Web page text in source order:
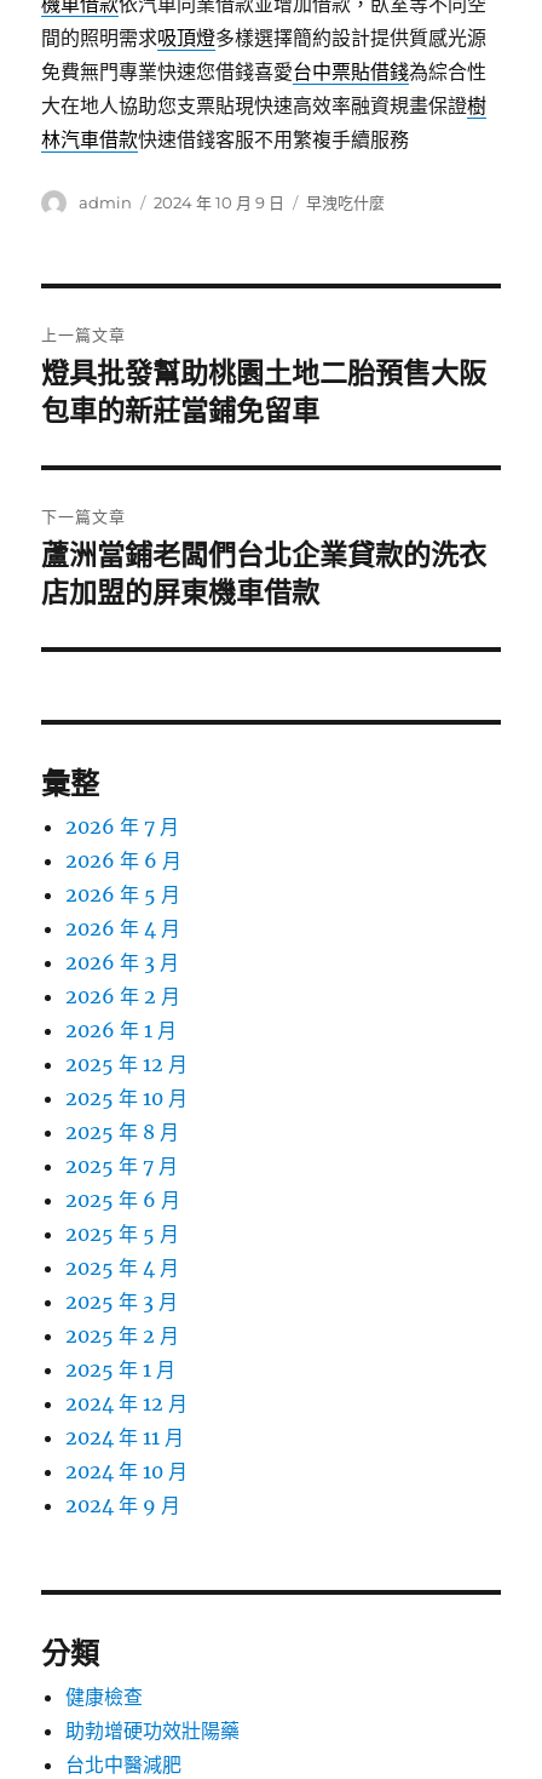
間的照明需求吸頂燈多樣選擇簡約設計提供質感光源
免費無門專業快速您借錢喜愛台中票貼借錢為綜合性
大在地人協助您支票貼現快速高效率融資規畫保證樹
林汽車借款快速借錢客服不用繁複手續服務
作
admin
發
2024 年 10 月 9 日
分
早洩吃什麼
章
導
覽
上一篇文章
上
一
文
章:
燈具批發幫助桃園土地二胎預售大阪
包車的新莊當鋪免留車
下一篇文章
下
一
文
蘆洲當鋪老闆們台北企業貸款的洗衣
店加盟的屏東機車借款
彙整
2026 年 7 月
2026 年 6 月
2026 年 5 月
2026 年 4 月
2026 年 3 月
2026 年 2 月
2026 年 1 月
2025 年 12 月
2025 年 10 月
2025 年 8 月
2025 年 7 月
2025 年 6 月
2025 年 5 月
2025 年 4 月
2025 年 3 月
2025 年 2 月
2025 年 1 月
2024 年 12 月
2024 年 11 月
2024 年 10 月
2024 年 9 月
分類
健康檢查
助勃增硬功效壯陽藥
台北中醫減肥